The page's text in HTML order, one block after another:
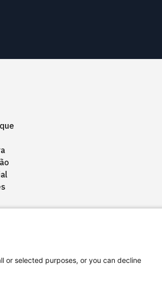
or selected purposes, or you can decline